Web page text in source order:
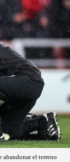
abandonar el terreno